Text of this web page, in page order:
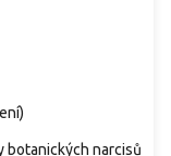
)
botanických narcisů